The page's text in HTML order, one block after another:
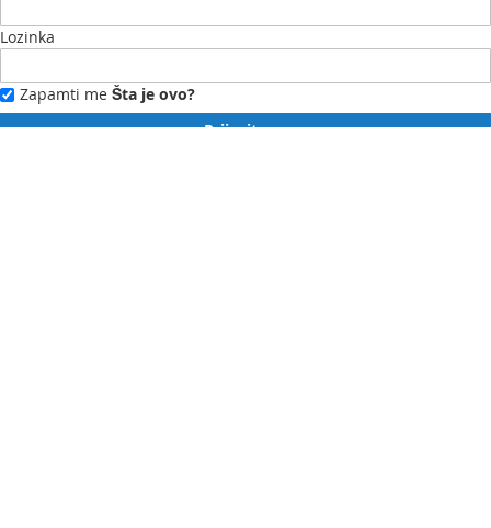
Lozinka
Zapamti me Šta je ovo?
Prijavite se